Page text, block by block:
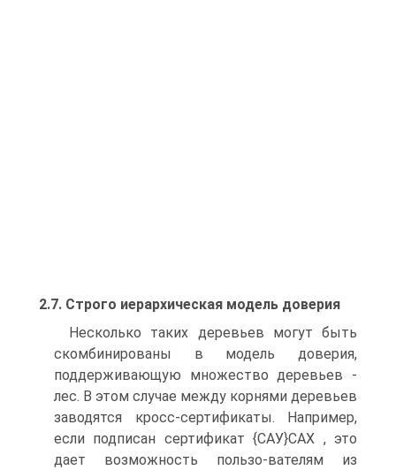
2.7. Строго иерархическая модель доверия
Несколько таких деревьев могут быть
скомбинированы в модель доверия,
поддерживающую множество деревьев -
лес. В этом случае между корнями деревьев
заводятся кросс-сертификаты. Например,
если подписан сертификат {САУ}САХ , это
дает возможность пользо-вателям из